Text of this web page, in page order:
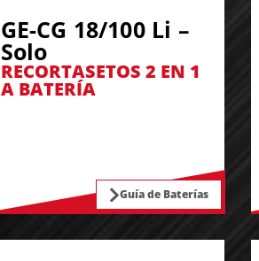
GE-CG 18/100 Li –
Solo
RECORTASETOS 2 EN 1
A BATERÍA
Guía de Baterías